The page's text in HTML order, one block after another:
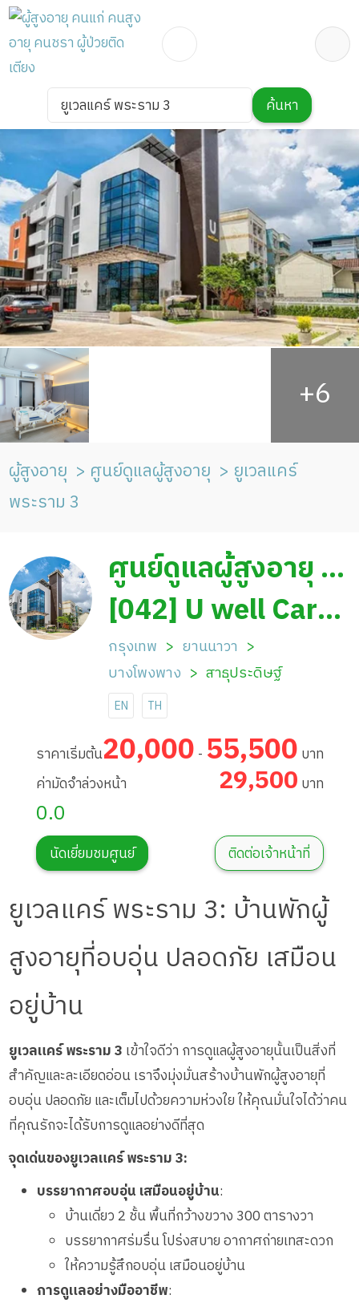
ยูเวลแคร์ พระราม 3 ค้นหา
ผู้สูงอายุ ศูนย์ดูแลผู้สูงอายุ
ยูเวลแคร์
พระราม 3
ศูนย์ดูแลผู้สูงอายุ ยู
เวลแคร์ พระราม 3
[042] U well Care
Rama 3
กรุงเทพ
ยานนาวา
บางโพงพาง
สาธุประดิษฐ์
EN TH
ราคาเริ่มต้น20,000 - 55,500 บาท
ค่ามัดจำล่วงหน้า
29,500 บาท
0.0
นัดเยี่ยมชมศูนย์ ติดต่อเจ้าหน้าที่
ยูเวลแคร์ พระราม 3: บ้านพักผู้
สูงอายุที่อบอุ่น ปลอดภัย เสมือน
อยู่บ้าน
ยูเวลแคร์ พระราม 3 เข้าใจดีว่า การดูแลผู้สูงอายุนั้นเป็นสิ่งที่
สำคัญและละเอียดอ่อน เราจึงมุ่งมั่นสร้างบ้านพักผู้สูงอายุที่
อบอุ่น ปลอดภัย และเต็มไปด้วยความห่วงใย ให้คุณมั่นใจได้ว่าคน
ที่คุณรักจะได้รับการดูแลอย่างดีที่สุด
จุดเด่นของยูเวลแคร์ พระราม 3:
บรรยากาศอบอุ่น เสมือนอยู่บ้าน:
บ้านเดี่ยว 2 ชั้น พื้นที่กว้างขวาง 300 ตารางวา
บรรยากาศร่มรื่น โปร่งสบาย อากาศถ่ายเทสะดวก
ให้ความรู้สึกอบอุ่น เสมือนอยู่บ้าน
การดูแลอย่างมืออาชีพ: